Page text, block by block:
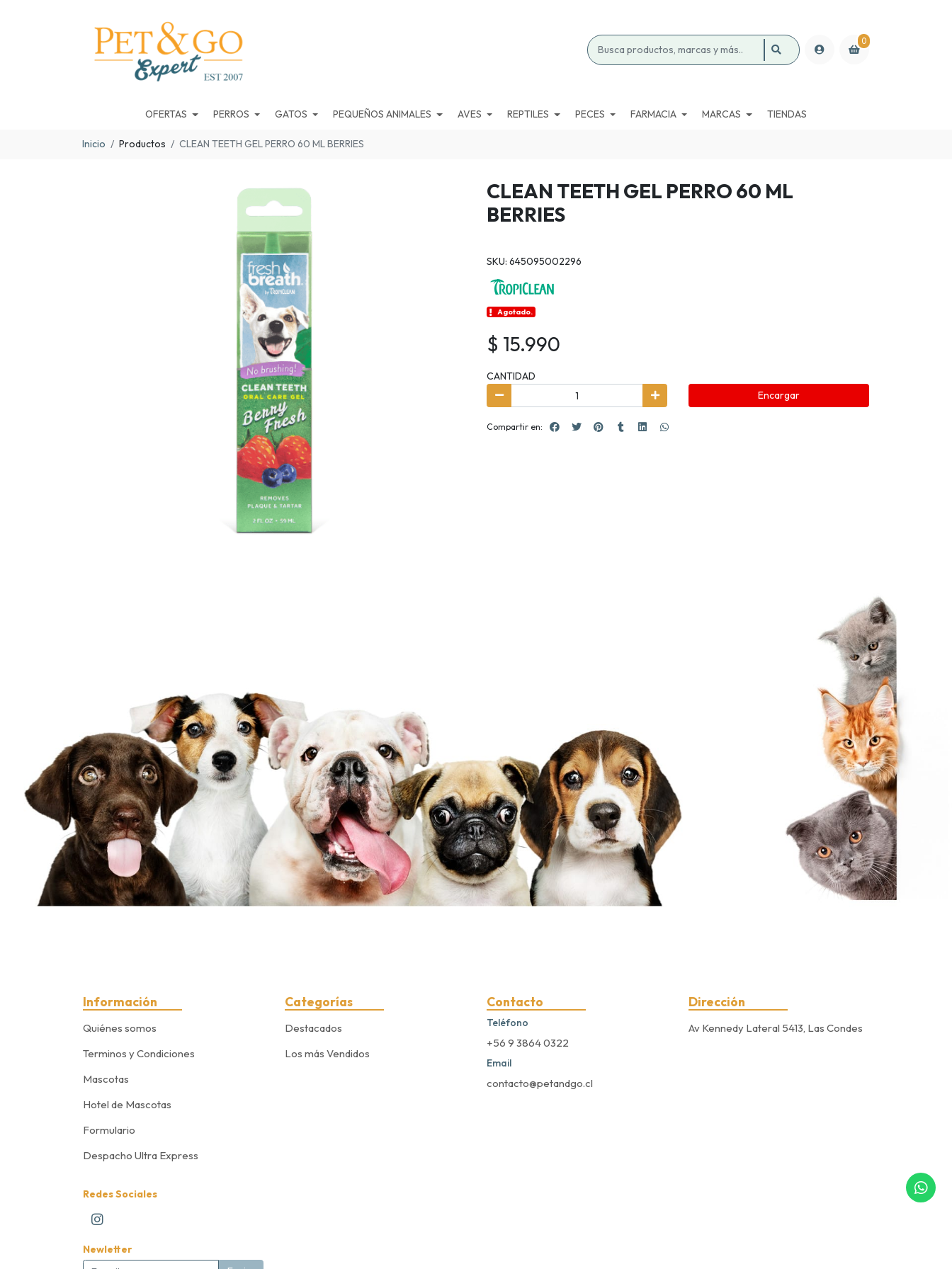
0
OFERTAS PERROS GATOS PEQUEÑOS ANIMALES AVES REPTILES PECES FARMACIA MARCAS TIENDAS
Inicio Productos CLEAN TEETH GEL PERRO 60 ML BERRIES
CLEAN TEETH GEL PERRO 60 ML
BERRIES
SKU: 645095002296
Agotado.
$ 15.990
CANTIDAD
Encargar
Compartir en:
Información
Quiénes somos
Terminos y Condiciones
Mascotas
Hotel de Mascotas
Formulario
Despacho Ultra Express
Categorías
Destacados
Los más Vendidos
Contacto
Teléfono
+56 9 3864 0322
Email
contacto@petandgo.cl
Dirección
Av Kennedy Lateral 5413, Las Condes
Redes Sociales
Newletter